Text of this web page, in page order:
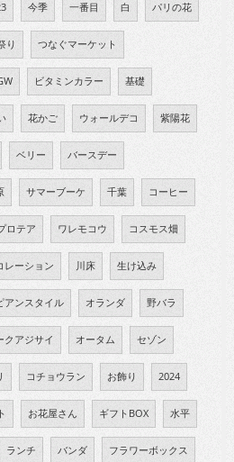
今季 一番目 白 パリの花
り つなぐマーケット
ビタミンカラー 基礎
花かご ウォールデコ 紫陽花
ベリー バースデー
サマーブーケ 千葉 コーヒー
ロテア ワレモコウ コスモス畑
レーション 川床 生け込み
アンスタイル オランダ 野バラ
クアジサイ オータム セゾン
コチョウラン お飾り 2024
お花屋さん ギフトBOX 水平
ランチ バンダ フラワーボックス